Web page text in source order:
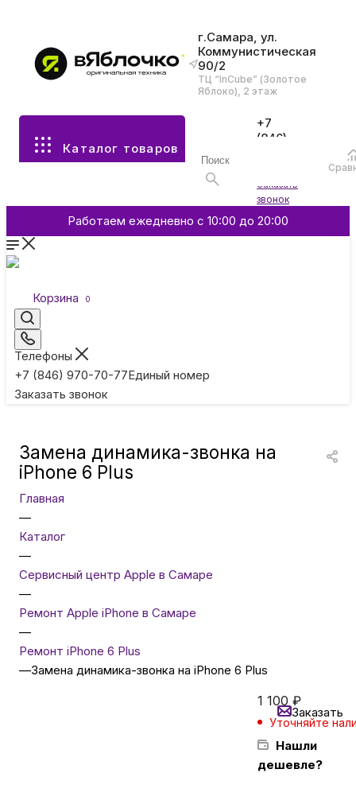
г.Самара, ул.
Коммунистическая
90/2
ТЦ “InCube” (Золотое
Яблоко), 2 этаж
Каталог товаров
+7
(846)
Заказать
звонок
Работаем ежедневно с 10:00 до 20:00
Корзина 0
Телефоны
+7 (846) 970-70-77Единый номер
Заказать звонок
Все разделы каталога
Аксессуары
Смартфоны и гаджеты
Умные кольца
Товары для детей
ТВ и проекторы
Замена динамика-звонка на
iPhone 6 Plus
Главная
—
Каталог
—
Сервисный центр Apple в Самаре
—
Ремонт Apple iPhone в Самаре
—
Ремонт iPhone 6 Plus
—Замена динамика-звонка на iPhone 6 Plus
1 100 ₽
Уточняйте
Нашли
дешевле?
Заказать